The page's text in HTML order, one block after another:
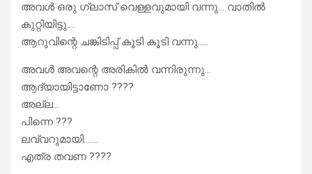
അവൾ ഒരു ഗ്ലാസ് വെള്ളവുമായി വന്നു… വാതിൽ
കുറ്റിയിട്ടു….
ആറുവിന്റെ ചങ്കിടിപ്പ് കൂടി കൂടി വന്നു…..
അവൾ അവന്റെ അരികിൽ വന്നിരുന്നു…
ആദ്യായിട്ടാണോ ????
അല്ല…
പിന്നെ ???
ലവ്വറുമായി…….
എത്ര തവണ ????